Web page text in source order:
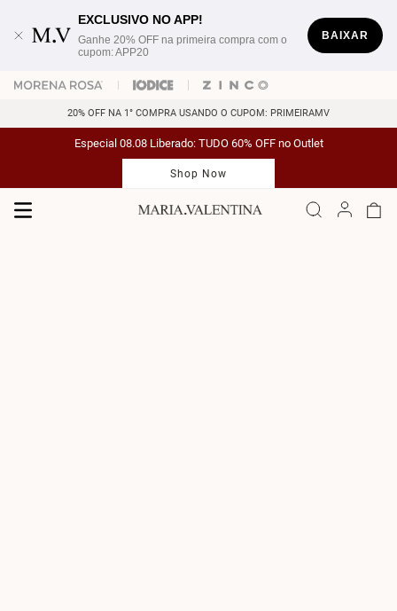
EXCLUSIVO NO APP!
Ganhe 20% OFF na primeira compra com o
cupom: APP20
BAIXAR
20% OFF NA 1° COMPRA USANDO O CUPOM: PRIMEIRAMV
Especial 08.08 Liberado: TUDO 60% OFF no Outlet
Shop Now